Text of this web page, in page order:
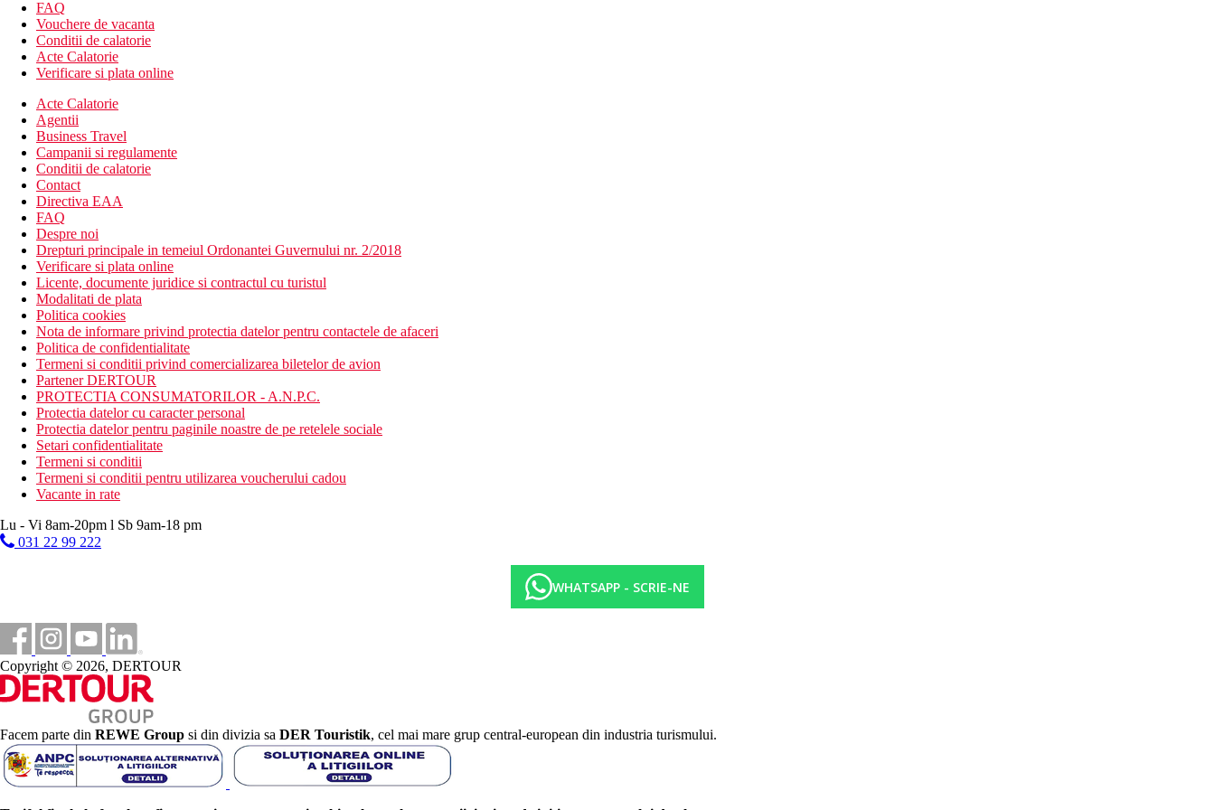
bar
piscina
piscina pentru copii si splash
sezlonguri gratuite langa piscina
terasa pe acoperis pentru adulti
fitness
Descrierea plajei
plaja lunga de nisip chiar langa hotel
sezlonguri si umbrele pe plaja contra cost
Activitati sportive gratuite
splash park
fitness
Activitati sportive contra cost
5 terenuri de padel
2 terenuri de squash
SPA si wellness
Dieta
demipensiune
pensiune completa contra cost suplimentar
all inclusive pentru o taxa suplimentara
Categoria oficiala
4 stele
Nota
Site web:https://www.estivalgroup.com/en/estival-park-almaris.html
Nota: In Catalonia se plateste o taxa turistica de 1,32 euro/persoana/noapte pentru persoanele cu varsta de 16 ani si peste. Pentru sejururi de peste 7 nopti se aplica pretul taxei pentru 7 nopti.
Sfera si calitatea serviciilor si activitatilor mentionate mai sus pot fi afectate de introducerea unor eventuale masuri de igiena sau antiepidemie in destinatia data.
Centrul orasului
200 m
Distanta pana la plaja
Sezlonguri pe plaja contra cost
Umbrele pe plaja contra cost
Vacanta la plaja
FAQ
Vouchere de vacanta
Conditii de calatorie
Acte Calatorie
Verificare si plata online
Acte Calatorie
Agentii
Business Travel
Campanii si regulamente
Conditii de calatorie
Contact
Directiva EAA
FAQ
Despre noi
Drepturi principale in temeiul Ordonantei Guvernului nr. 2/2018
Verificare si plata online
Licente, documente juridice si contractul cu turistul
Modalitati de plata
Politica cookies
Nota de informare privind protectia datelor pentru contactele de afaceri
Politica de confidentialitate
Termeni si conditii privind comercializarea biletelor de avion
Partener DERTOUR
PROTECTIA CONSUMATORILOR - A.N.P.C.
Protectia datelor cu caracter personal
Protectia datelor pentru paginile noastre de pe retelele sociale
Setari confidentialitate
Termeni si conditii
Termeni si conditii pentru utilizarea voucherului cadou
Vacante in rate
Lu - Vi 8am-20pm l Sb 9am-18 pm
031 22 99 222
WHATSAPP - SCRIE-NE
Copyright © 2026, DERTOUR
Facem parte din REWE Group si din divizia sa DER Touristik, cel mai mare grup central-european din industria turismului.